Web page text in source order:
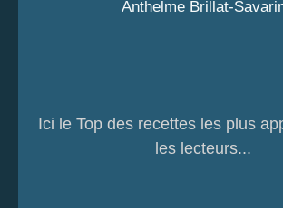
Anthelme Brillat-
Ici le Top des recettes les plus
les lecteurs...